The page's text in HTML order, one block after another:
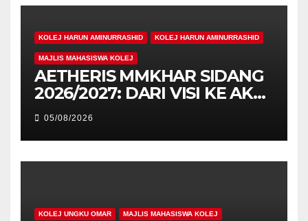
KOLEJ HARUN AMINURRASHID KOLEJ HARUN AMINURRASHID
MAJLIS MAHASISWA KOLEJ
AETHERIS MMKHAR SIDANG
2026/2027: DARI VISI KE AKSI,
MEMBINA LEGASI GENERASI
PEMIMPIN
05/08/2026
KOLEJ UNGKU OMAR MAJLIS MAHASISWA KOLEJ